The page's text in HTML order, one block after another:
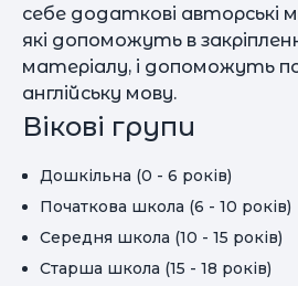
себе додаткові авторські
які допоможуть в
матеріалу, і допоможуть
англійську мову.
Вікові групи
Дошкільна (0 - 6 років)
Початкова школа (6 - 10 років)
Середня школа (10 - 15 років)
Старша школа (15 - 18 років)